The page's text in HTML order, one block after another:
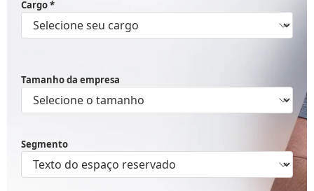
Cargo *
Tamanho da empresa
Segmento